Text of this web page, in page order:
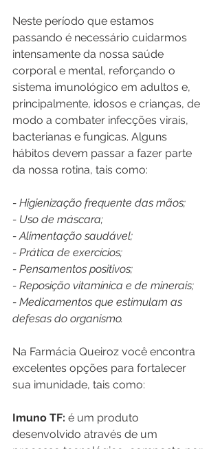
Neste período que estamos
passando é necessário cuidarmos
intensamente da nossa saúde
corporal e mental, reforçando o
sistema imunológico em adultos e,
principalmente, idosos e crianças, de
modo a combater infecções virais,
bacterianas e fungicas. Alguns
hábitos devem passar a fazer parte
da nossa rotina, tais como:
- Higienização frequente das mãos;
- Uso de máscara;
- Alimentação saudável;
- Prática de exercícios;
- Pensamentos positivos;
- Reposição vitamínica e de minerais;
- Medicamentos que estimulam as
defesas do organismo.
Na Farmácia Queiroz você encontra
excelentes opções para fortalecer
sua imunidade, tais como:
Imuno TF: é um produto
desenvolvido através de um